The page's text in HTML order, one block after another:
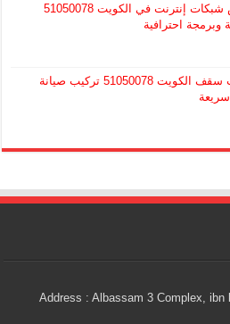
فني متخصص شبكات إنترنت في الكويت 51050078
وبرمجة احترافية
فني سماعات سقف الكويت 51050078 تركيب صيانة
Address : Albassam 3 Complex, ibn